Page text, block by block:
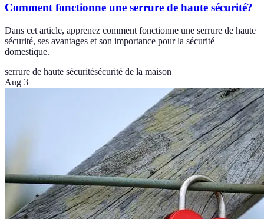
Comment fonctionne une serrure de haute sécurité?
Dans cet article, apprenez comment fonctionne une serrure de haute
sécurité, ses avantages et son importance pour la sécurité
domestique.
serrure de haute sécuritésécurité de la maison
Aug 3